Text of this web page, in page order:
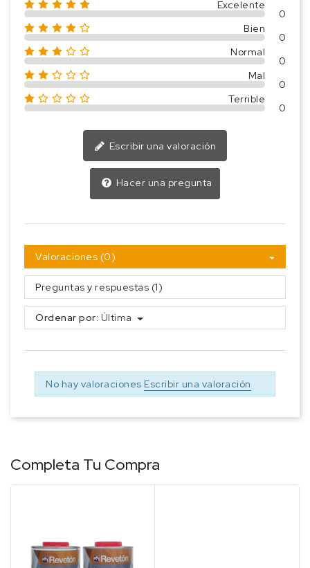
Excelente
0
Bien
0
Normal
0
Mal
0
Terrible
0
Escribir una valoración
Hacer una pregunta
Valoraciones (0)
Preguntas y respuestas (1)
Ordenar por: Última
No hay valoraciones Escribir una valoración
Completa Tu Compra